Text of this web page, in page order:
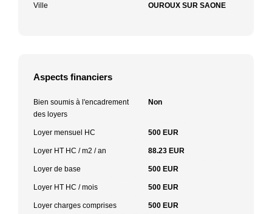
Ville OUROUX SUR SAONE
Aspects financiers
Bien soumis à l'encadrement
des loyers
Non
Loyer mensuel HC 500 EUR
Loyer HT HC / m2 / an 88.23 EUR
Loyer de base 500 EUR
Loyer HT HC / mois 500 EUR
Loyer charges comprises 500 EUR